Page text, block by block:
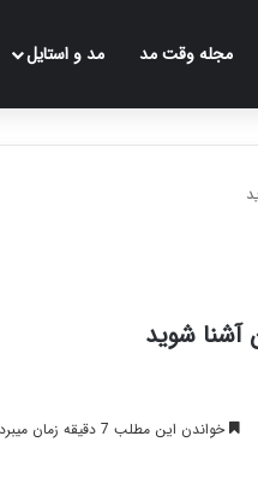
مجله وقت مد مد و استایل
خواندن این مطلب 7 دقیقه زمان میبرد